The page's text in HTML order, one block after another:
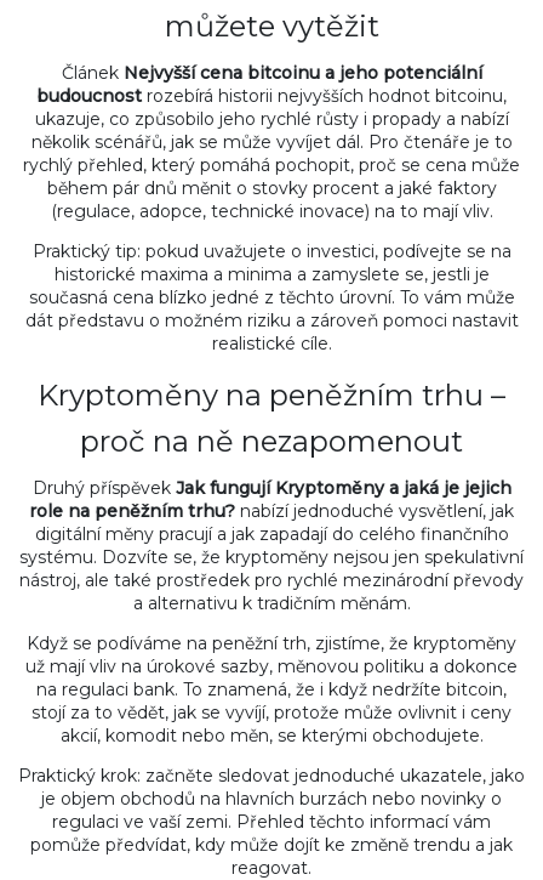
můžete vytěžit
Článek Nejvyšší cena bitcoinu a jeho potenciální
budoucnostrozebírá historii nejvyšších hodnot bitcoinu,
ukazuje, co způsobilo jeho rychlé růsty i propady a nabízí
několik scénářů, jak se může vyvíjet dál. Pro čtenáře je to
rychlý přehled, který pomáhá pochopit, proč se cena může
během pár dnů měnit o stovky procent a jaké faktory
(regulace, adopce, technické inovace) na to mají vliv.
Praktický tip: pokud uvažujete o investici, podívejte se na
historické maxima a minima a zamyslete se, jestli je
současná cena blízko jedné z těchto úrovní. To vám může
dát představu o možném riziku a zároveň pomoci nastavit
realistické cíle.
Kryptoměny na peněžním trhu –
proč na ně nezapomenout
Druhý příspěvek Jak fungují Kryptoměny a jaká je jejich
role na peněžním trhu? nabízí jednoduché vysvětlení, jak
digitální měny pracují a jak zapadají do celého finančního
systému. Dozvíte se, že kryptoměny nejsou jen spekulativní
nástroj, ale také prostředek pro rychlé mezinárodní převody
a alternativu k tradičním měnám.
Když se podíváme na peněžní trh, zjistíme, že kryptoměny
už mají vliv na úrokové sazby, měnovou politiku a dokonce
na regulaci bank. To znamená, že i když nedržíte bitcoin,
stojí za to vědět, jak se vyvíjí, protože může ovlivnit i ceny
akcií, komodit nebo měn, se kterými obchodujete.
Praktický krok: začněte sledovat jednoduché ukazatele, jako
je objem obchodů na hlavních burzách nebo novinky o
regulaci ve vaší zemi. Přehled těchto informací vám
pomůže předvídat, kdy může dojít ke změně trendu a jak
reagovat.